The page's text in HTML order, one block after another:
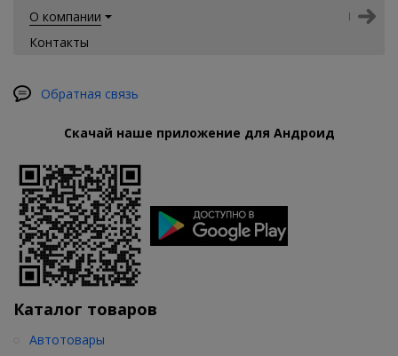
О компании
Контакты
Обратная связь
Скачай наше приложение для Андроид
Каталог товаров
Автотовары